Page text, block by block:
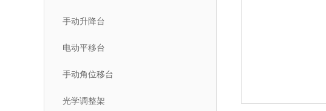
手动升降台
电动平移台
手动角位移台
光学调整架